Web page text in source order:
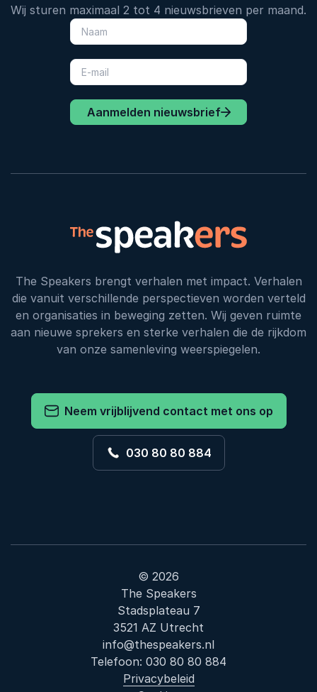
Wij sturen maximaal 2 tot 4 nieuwsbrieven per maand.
Aanmelden nieuwsbrief
The Speakers brengt verhalen met impact. Verhalen
die vanuit verschillende perspectieven worden verteld
en organisaties in beweging zetten. Wij geven ruimte
aan nieuwe sprekers en sterke verhalen die de rijkdom
van onze samenleving weerspiegelen.
Neem vrijblijvend contact met ons op
030 80 80 884
© 2026
The Speakers
Stadsplateau 7
3521 AZ Utrecht
info@thespeakers.nl
Telefoon: 030 80 80 884
Privacybeleid